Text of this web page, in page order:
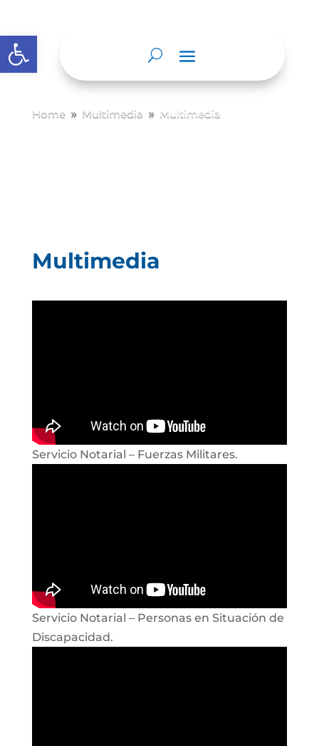
Abrir barra de herramientas
Home 9 Multimedia 9 Multimedia
Multimedia
Servicio Notarial – Fuerzas Militares.
Servicio Notarial – Personas en Situación de
Discapacidad.